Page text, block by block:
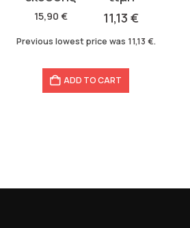
15,90 €
was:
15,90 €.
11,13 €
11,13 €.
Previous lowest price was 11,13 €.
ADD TO CART